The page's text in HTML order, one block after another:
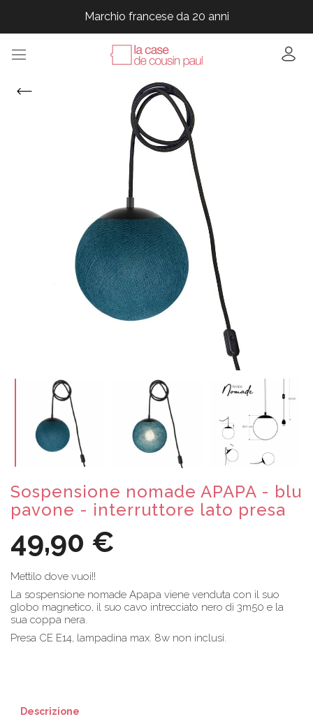
Marchio francese da 20 anni
Marchio francese da 20 anni
Marchio francese da 20 anni
Sospensione nomade APAPA - blu
pavone - interruttore lato presa
49,90 €
Mettilo dove vuoi!!
La sospensione nomade Apapa viene venduta con il suo
globo magnetico, il suo cavo intrecciato nero di 3m50 e la
sua coppa nera.
Presa CE E14, lampadina max. 8w non inclusi.
Descrizione